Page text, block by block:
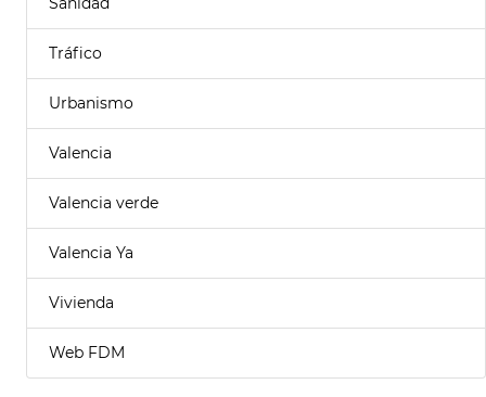
Tráfico
Urbanismo
Valencia
Valencia verde
Valencia Ya
Vivienda
Web FDM